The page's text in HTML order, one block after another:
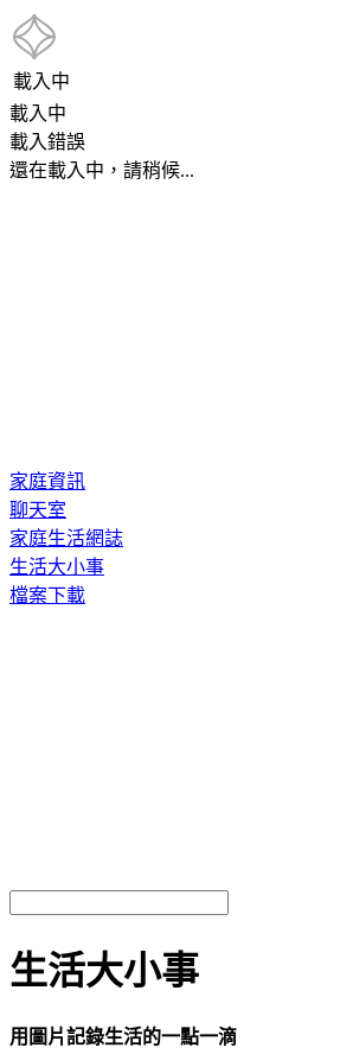
載入中
載入中
載入錯誤
還在載入中，請稍候...
家庭資訊
聊天室
家庭生活網誌
生活大小事
檔案下載
生活大小事
用圖片記錄生活的一點一滴